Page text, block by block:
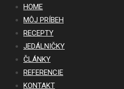
HOME
MÔJ PRÍBEH
RECEPTY
JEDÁLNIČKY
ČLÁNKY
REFERENCIE
KONTAKT